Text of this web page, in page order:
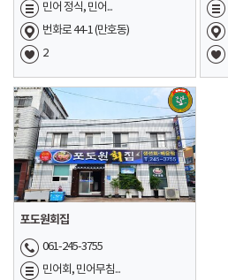
민어 정식, 민어...
번화로 44-1 (만호동)
2
포도원회집
061-245-3755
민어회, 민어무침...